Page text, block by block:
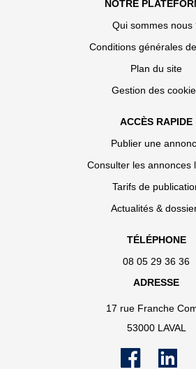
NOTRE
Qui sommes nous
Conditions générales
Plan du site
Gestion des
ACCÈS RAPIDE
Publier une
Consulter les annonces
Tarifs de
Actualités &
TÉLÉPHONE
08 05 29 36 36
ADRESSE
17 rue Franche
53000 LAVAL